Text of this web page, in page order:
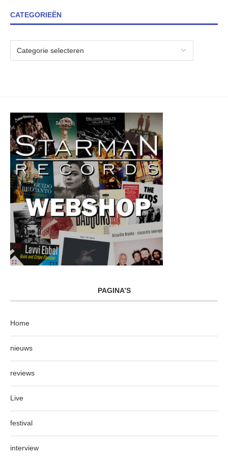
CATEGORIEËN
PAGINA’S
Home
nieuws
reviews
Live
festival
interview